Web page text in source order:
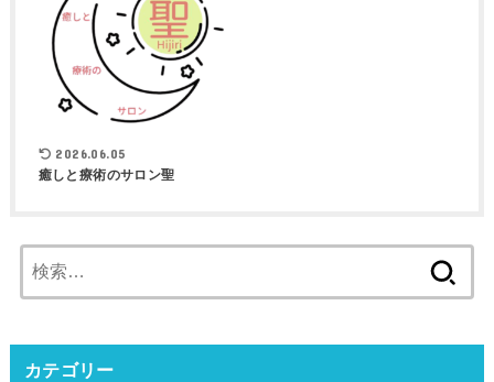
2026.06.05
癒しと療術のサロン聖
索:
カテゴリー